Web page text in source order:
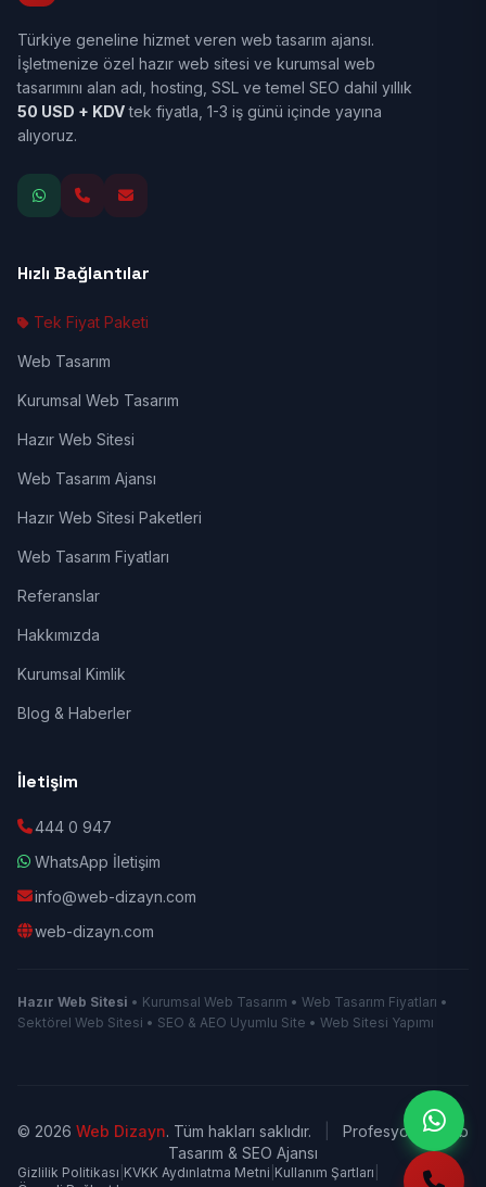
Türkiye geneline hizmet veren web tasarım ajansı.
İşletmenize özel hazır web sitesi ve kurumsal web
tasarımını alan adı, hosting, SSL ve temel SEO dahil yıllık
50 USD + KDVtek fiyatla, 1-3 iş günü içinde yayına
alıyoruz.
Hızlı Bağlantılar
Tek Fiyat Paketi
Web Tasarım
Kurumsal Web Tasarım
Hazır Web Sitesi
Web Tasarım Ajansı
Hazır Web Sitesi Paketleri
Web Tasarım Fiyatları
Referanslar
Hakkımızda
Kurumsal Kimlik
Blog & Haberler
İletişim
444 0 947
WhatsApp İletişim
info@web-dizayn.com
web-dizayn.com
Hazır Web Sitesi • Kurumsal Web Tasarım • Web Tasarım Fiyatları •
Sektörel Web Sitesi • SEO & AEO Uyumlu Site • Web Sitesi Yapımı
© 2026 Web Dizayn. Tüm hakları saklıdır.
Profesyonel Web
Tasarım & SEO Ajansı
Gizlilik Politikası KVKK Aydınlatma Metni Kullanım Şartları